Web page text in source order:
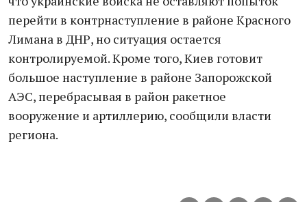
перейти в контрнаступление в районе Красного
Лимана в ДНР, но ситуация остается
контролируемой. Кроме того, Киев готовит
большое наступление в районе Запорожской
АЭС, перебрасывая в район ракетное
вооружение и артиллерию, сообщили власти
региона.